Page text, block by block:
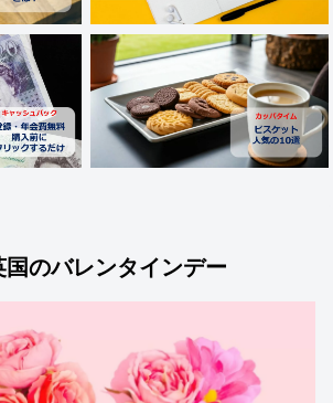
国のバレンタインデー